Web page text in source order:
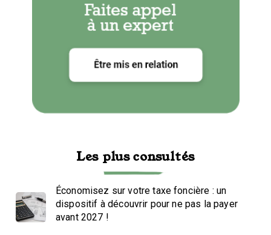
Les plus consultés
Économisez sur votre taxe foncière : un
dispositif à découvrir pour ne pas la payer
avant 2027 !